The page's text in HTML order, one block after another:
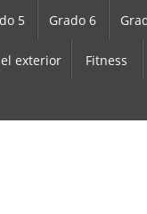
5 Grado 6
el exterior Fitness